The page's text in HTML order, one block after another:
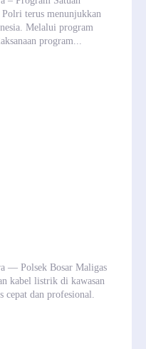
terus menunjukkan
Melalui program
program...
— Polsek Bosar Maligas
kabel listrik di kawasan
dan profesional.